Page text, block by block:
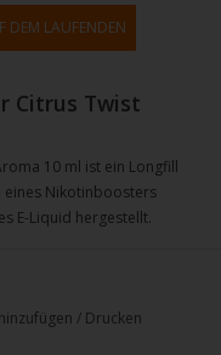
DEM LAUFENDEN
Citrus Twist
10 ml ist ein Longfill
eines Nikotinboosters
E-Liquid hergestellt.
/ Drucken